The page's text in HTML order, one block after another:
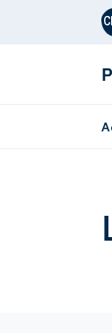
Aller au contenu